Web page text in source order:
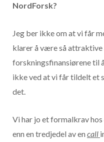
NordForsk?
Jeg ber ikke om at vi får
klarer å være så attraktive
forskningsfinansiørene til
ikke ved at vi får tildelt et
det.
Vi har jo et formalkrav
enn en tredjedel av en call